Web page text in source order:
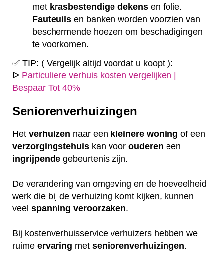
met krasbestendige dekens en folie.
Fauteuils en banken worden voorzien van
beschermende hoezen om beschadigingen
te voorkomen.
✅ TIP: ( Vergelijk altijd voordat u koopt ):
ᐅ Particuliere verhuis kosten vergelijken |
Bespaar Tot 40%
Seniorenverhuizingen
Het verhuizen naar een kleinere woning of een
verzorgingstehuis kan voor ouderen een
ingrijpende gebeurtenis zijn.
De verandering van omgeving en de hoeveelheid
werk die bij de verhuizing komt kijken, kunnen
veel spanning veroorzaken.
Bij kostenverhuisservice verhuizers hebben we
ruime ervaring met seniorenverhuizingen.